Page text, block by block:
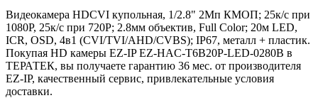
Видеокамера HDCVI купольная, 1/2.8" 2Мп КМОП; 25к/с при
1080P, 25к/с при 720P; 2.8мм объектив, Full Color; 20м LED,
ICR, OSD, 4в1 (CVI/TVI/AHD/CVBS); IP67, металл + пластик.
Покупая HD камеры EZ-IP EZ-HAC-T6B20P-LED-0280B в
ТЕРАТЕК, вы получаете гарантию 36 мес. от производителя
EZ-IP, качественный сервис, привлекательные условия
доставки.